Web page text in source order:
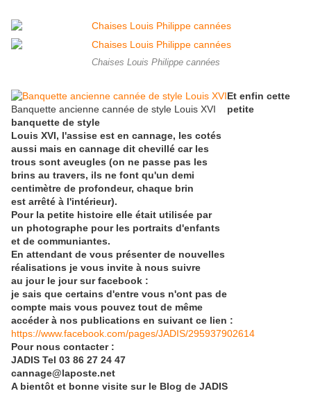
Chaises Louis Philippe cannées
Banquette ancienne cannée de style Louis XVI
Et enfin cette
petite
banquette de style
Louis XVI, l'assise est en cannage, les cotés
aussi mais en cannage dit chevillé car les
trous sont aveugles (on ne passe pas les
brins au travers, ils ne font qu'un demi
centimètre de profondeur, chaque brin
est arrêté à l'intérieur).
Pour la petite histoire elle était utilisée par
un photographe pour les portraits d'enfants
et de communiantes.
En attendant de vous présenter de nouvelles
réalisations je vous invite à nous suivre
au jour le jour sur facebook :
je sais que certains d'entre vous n'ont pas de
compte mais vous pouvez tout de même
accéder à nos publications en suivant ce lien :
https://www.facebook.com/pages/JADIS/295937902614
Pour nous contacter :
JADIS Tel 03 86 27 24 47
cannage@laposte.net
A bientôt et bonne visite sur le Blog de JADIS